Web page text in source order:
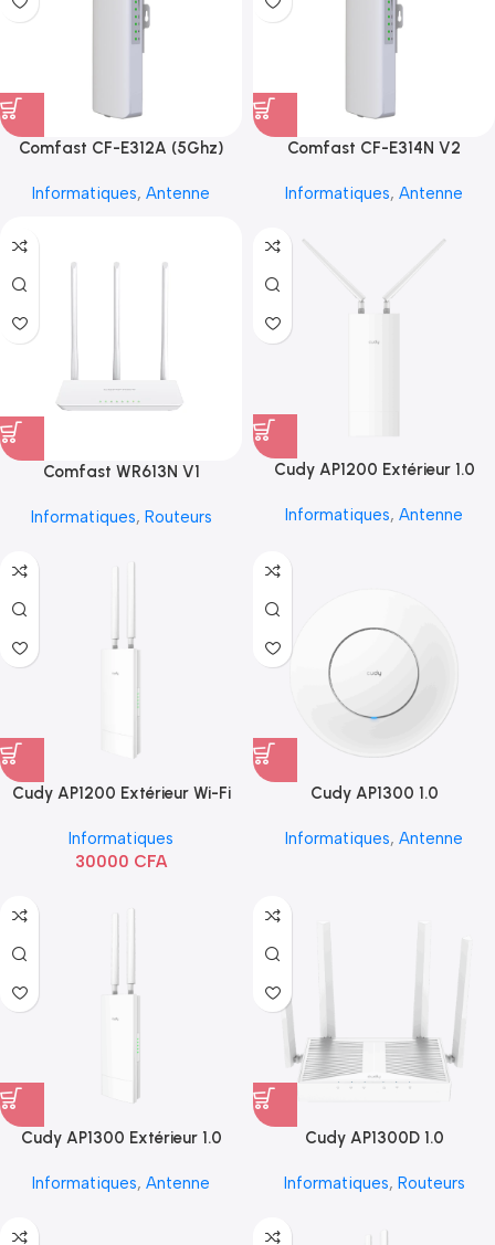
Comfast CF-E312A (5Ghz)
Informatiques, Antenne
Comfast CF-E314N V2
Informatiques, Antenne
Comfast WR613N V1
Informatiques, Routeurs
Cudy AP1200 Extérieur 1.0
Informatiques, Antenne
Cudy AP1200 Extérieur Wi-Fi
Informatiques
30000 CFA
Cudy AP1300 1.0
Informatiques, Antenne
Cudy AP1300 Extérieur 1.0
Informatiques, Antenne
Cudy AP1300D 1.0
Informatiques, Routeurs